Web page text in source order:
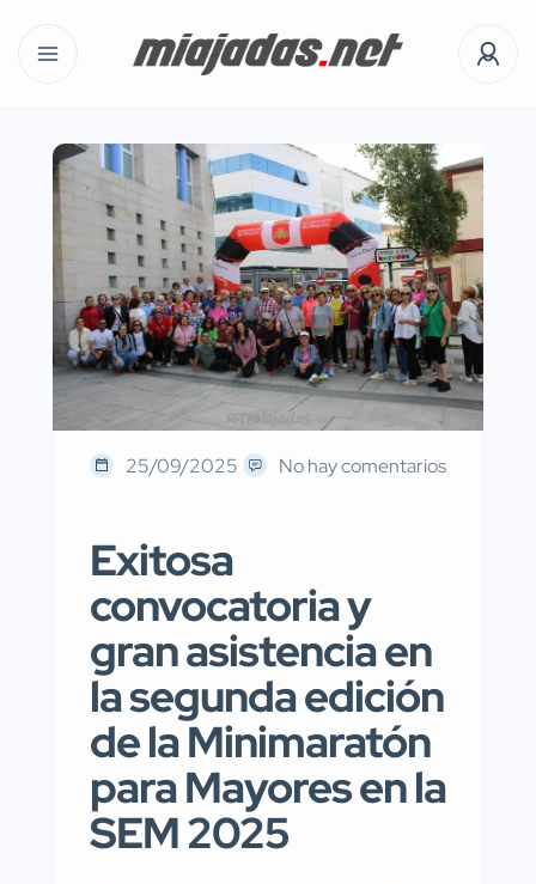
25/09/2025 No hay comentarios
Exitosa
convocatoria y
gran asistencia en
la segunda edición
de la Minimaratón
para Mayores en la
SEM 2025